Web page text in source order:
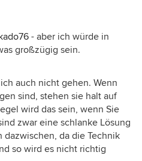
- aber ich würde in
großzügig sein.
auch nicht gehen. Wenn
sind, stehen sie halt auf
wird das sein, wenn Sie
zwar eine schlanke Lösung
dazwischen, da die Technik
so wird es nicht richtig